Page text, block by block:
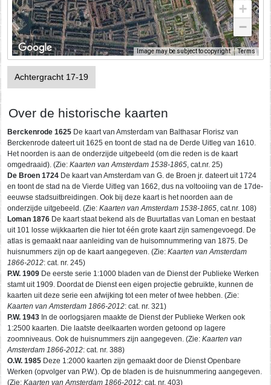
+
−
Image may be subject to copyright Terms
Achtergracht 17-19
Over de historische kaarten
Berckenrode 1625 De kaart van Amsterdam van Balthasar Florisz van
Berckenrode dateert uit 1625 en toont de stad na de Derde Uitleg van 1610.
Het noorden is aan de onderzijde uitgebeeld (om die reden is de kaart
omgedraaid). (Zie: Kaarten van Amsterdam 1538-1865, cat.nr. 25)
De Broen 1724 De kaart van Amsterdam van G. de Broen jr. dateert uit 1724
en toont de stad na de Vierde Uitleg van 1662, dus na voltooiing van de 17de-
eeuwse stadsuitbreidingen. Ook bij deze kaart is het noorden aan de
onderzijde uitgebeeld. (Zie: Kaarten van Amsterdam 1538-1865, cat.nr. 108)
Loman 1876 De kaart staat bekend als de Buurtatlas van Loman en bestaat
uit 101 losse wijkkaarten die hier tot één grote kaart zijn samengevoegd. De
atlas is gemaakt naar aanleiding van de huisomnummering van 1875. De
huisnummers zijn op de kaart aangegeven. (Zie: Kaarten van Amsterdam
1866-2012: cat. nr. 245)
P.W. 1909 De eerste serie 1:1000 bladen van de Dienst der Publieke Werken
stamt uit 1909. Doordat de Dienst een eigen projectie gebruikte, kunnen de
kaarten uit deze serie een afwijking tot een meter of twee hebben. (Zie:
Kaarten van Amsterdam 1866-2012: cat. nr. 321)
P.W. 1943 In de oorlogsjaren maakte de Dienst der Publieke Werken ook
1:2500 kaarten. Die laatste deelkaarten worden getoond op lagere
zoomniveaus. Ook de huisnummers zijn aangegeven. (Zie: Kaarten van
Amsterdam 1866-2012: cat. nr. 388)
O.W. 1985 Deze 1:2000 kaarten zijn gemaakt door de Dienst Openbare
Werken (opvolger van P.W.). Op de bladen is de huisnummering aangegeven.
(Zie: Kaarten van Amsterdam 1866-2012: cat. nr. 403)